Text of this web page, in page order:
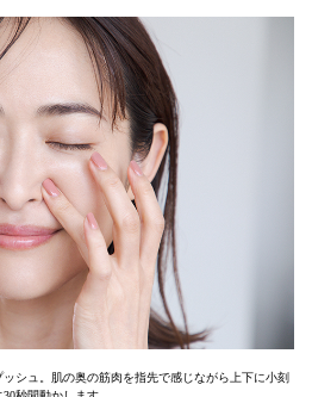
シュ。肌の奥の筋肉を指先で感じながら上下に小刻